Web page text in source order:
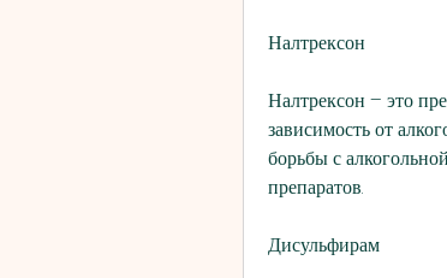
Налтрексон
Налтрексон – это
зависимость от
борьбы с
препаратов.
Дисульфирам